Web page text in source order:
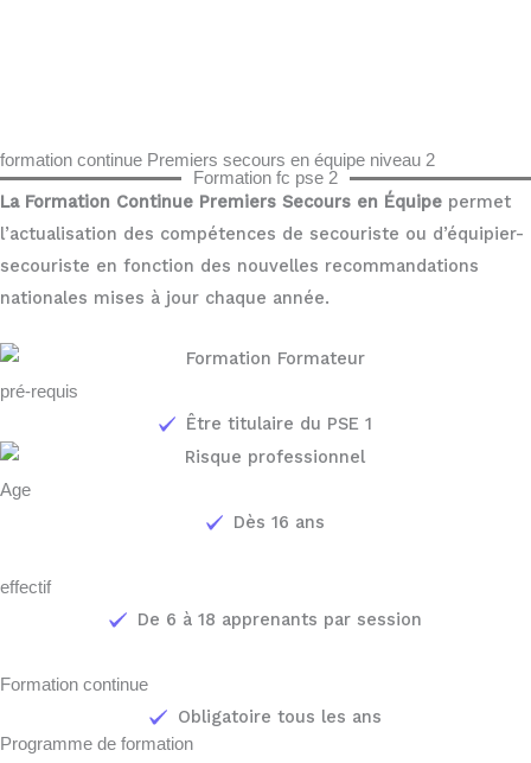
formation continue Premiers secours en équipe niveau 2
Formation fc pse 2
La Formation Continue Premiers Secours en Équipe permet
l’actualisation des compétences de secouriste ou d’équipier-
secouriste en fonction des nouvelles recommandations
nationales mises à jour chaque année.
pré-requis
Être titulaire du PSE 1
Age
Dès 16 ans
effectif
De 6 à 18 apprenants par session
Formation continue
Obligatoire tous les ans
Programme de formation